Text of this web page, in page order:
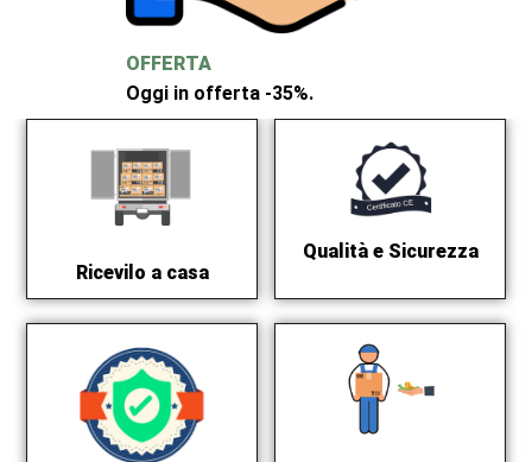
OFFERTA
Oggi in offerta -35%.
Ricevilo a casa
Qualità e Sicurezza